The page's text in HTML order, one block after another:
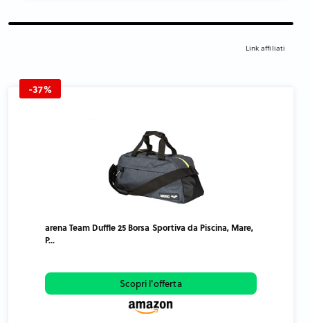
Link affiliati
-37%
arena Team Duffle 25 Borsa Sportiva da Piscina, Mare,
P...
Scopri l'offerta